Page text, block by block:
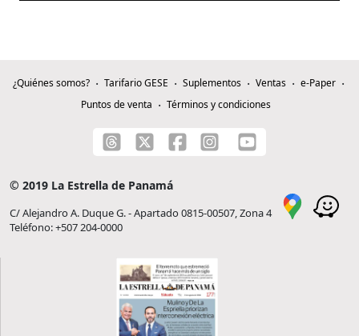
¿Quiénes somos? Tarifario GESE Suplementos Ventas
e-Paper
Puntos de venta
Términos y condiciones
© 2019 La Estrella de Panamá
C/ Alejandro A. Duque G. - Apartado 0815-00507, Zona 4
Teléfono: +507 204-0000